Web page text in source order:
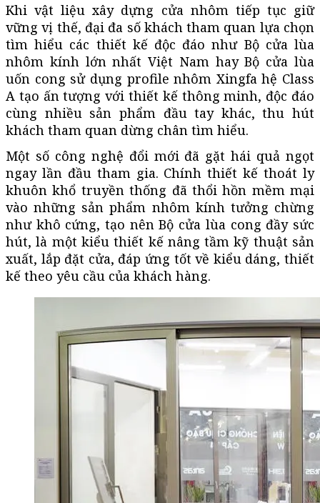
Khi vật liệu xây dựng cửa nhôm tiếp tục giữ
vững vị thế, đại đa số khách tham quan lựa chọn
tìm hiểu các thiết kế độc đáo như Bộ cửa lùa
nhôm kính lớn nhất Việt Nam hay Bộ cửa lùa
uốn cong sử dụng profile nhôm Xingfa hệ Class
A tạo ấn tượng với thiết kế thông minh, độc đáo
cùng nhiều sản phẩm đầu tay khác, thu hút
khách tham quan dừng chân tìm hiểu.
Một số công nghệ đổi mới đã gặt hái quả ngọt
ngay lần đầu tham gia. Chính thiết kế thoát ly
khuôn khổ truyền thống đã thổi hồn mềm mại
vào những sản phẩm nhôm kính tưởng chừng
như khô cứng, tạo nên Bộ cửa lùa cong đầy sức
hút, là một kiểu thiết kế nâng tầm kỹ thuật sản
xuất, lắp đặt cửa, đáp ứng tốt về kiểu dáng, thiết
kế theo yêu cầu của khách hàng.